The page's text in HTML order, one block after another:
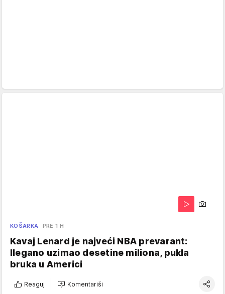
KOŠARKA PRE 1 H
Kavaj Lenard je najveći NBA prevarant:
Ilegano uzimao desetine miliona, pukla
bruka u Americi
Reaguj Komentariši